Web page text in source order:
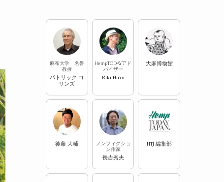
麻布大学 名誉
教授
パトリック コ
リンズ
HempTODAYアド
バイザー
Riki Hiroi
大麻博物館
後藤 大輔
ノンフィクショ
ン作家
長吉秀夫
HTJ 編集部